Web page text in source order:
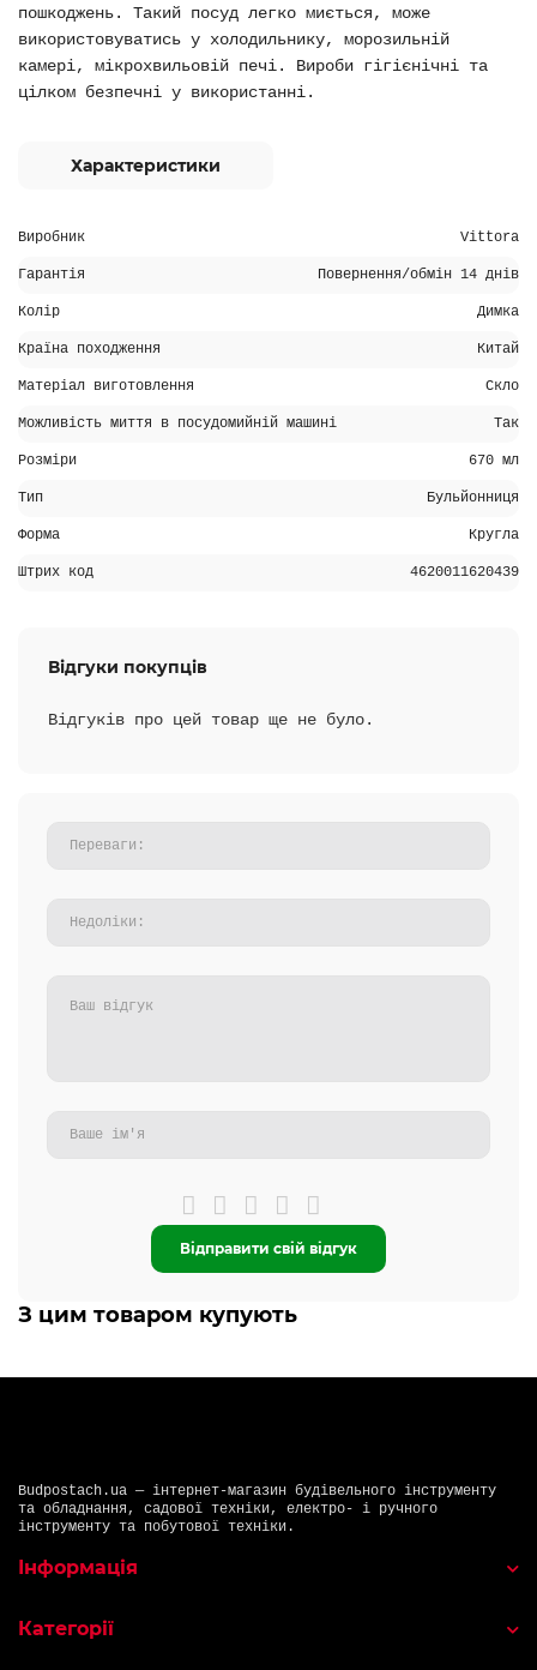
пошкоджень. Такий посуд легко миється, може
використовуватись у холодильнику, морозильній
камері, мікрохвильовій печі. Вироби гігієнічні та
цілком безпечні у використанні.
Характеристики
Виробник Vittora
Гарантія Повернення/обмін 14 днів
Колір Димка
Країна походження Китай
Матеріал виготовлення Скло
Можливість миття в посудомийній машині Так
Розміри 670 мл
Тип Бульйонниця
Форма Кругла
Штрих код 4620011620439
Відгуки покупців
Відгуків про цей товар ще не було.
Відправити свій відгук
З цим товаром купують
Budpostach.ua — інтернет-магазин будівельного інструменту
та обладнання, садової техніки, електро- і ручного
інструменту та побутової техніки.
Інформація
Категорії